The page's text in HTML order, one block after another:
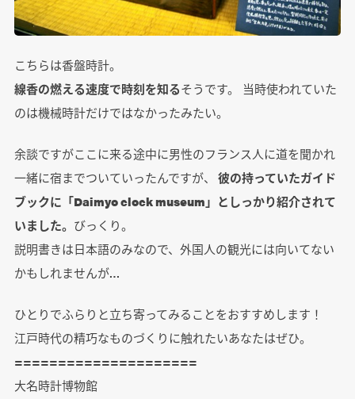
こちらは香盤時計。
線香の燃える速度で時刻を知るそうです。 当時使われていた
のは機械時計だけではなかったみたい。
余談ですがここに来る途中に男性のフランス人に道を聞かれ
一緒に宿までついていったんですが、
彼の持っていたガイド
ブックに「Daimyo clock museum」としっかり紹介されて
いました。 びっくり。
説明書きは日本語のみなので、外国人の観光には向いてない
かもしれませんが…
ひとりでふらりと立ち寄ってみることをおすすめします！
江戸時代の精巧なものづくりに触れたいあなたはぜひ。
=====================
大名時計博物館